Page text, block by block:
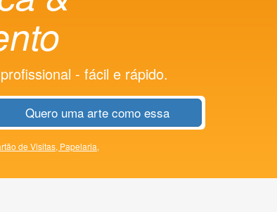
- fácil e rápido.
Quero uma arte como essa
de Visitas, Papelaria,